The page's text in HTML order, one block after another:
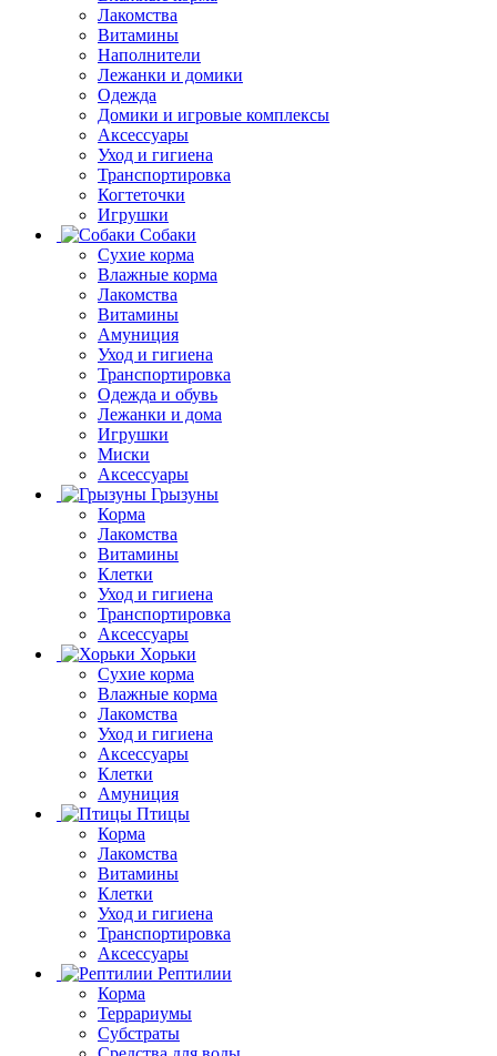
Лакомства
Витамины
Наполнители
Лежанки и домики
Одежда
Домики и игровые комплексы
Аксессуары
Уход и гигиена
Транспортировка
Когтеточки
Игрушки
Собаки
Сухие корма
Влажные корма
Лакомства
Витамины
Амуниция
Уход и гигиена
Транспортировка
Одежда и обувь
Лежанки и дома
Игрушки
Миски
Аксессуары
Грызуны
Корма
Лакомства
Витамины
Клетки
Уход и гигиена
Транспортировка
Аксессуары
Хорьки
Сухие корма
Влажные корма
Лакомства
Уход и гигиена
Аксессуары
Клетки
Амуниция
Птицы
Корма
Лакомства
Витамины
Клетки
Уход и гигиена
Транспортировка
Аксессуары
Рептилии
Корма
Террариумы
Субстраты